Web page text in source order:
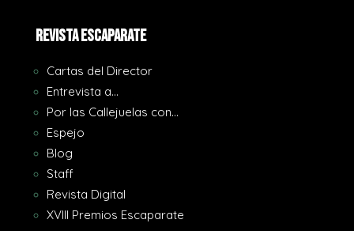
REVISTA ESCAPARATE
Cartas del Director
Entrevista a…
Por las Callejuelas con…
Espejo
Blog
Staff
Revista Digital
XVIII Premios Escaparate